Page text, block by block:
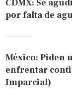
CDMX: Se
por falta de
México: Piden
enfrentar
Imparcial)